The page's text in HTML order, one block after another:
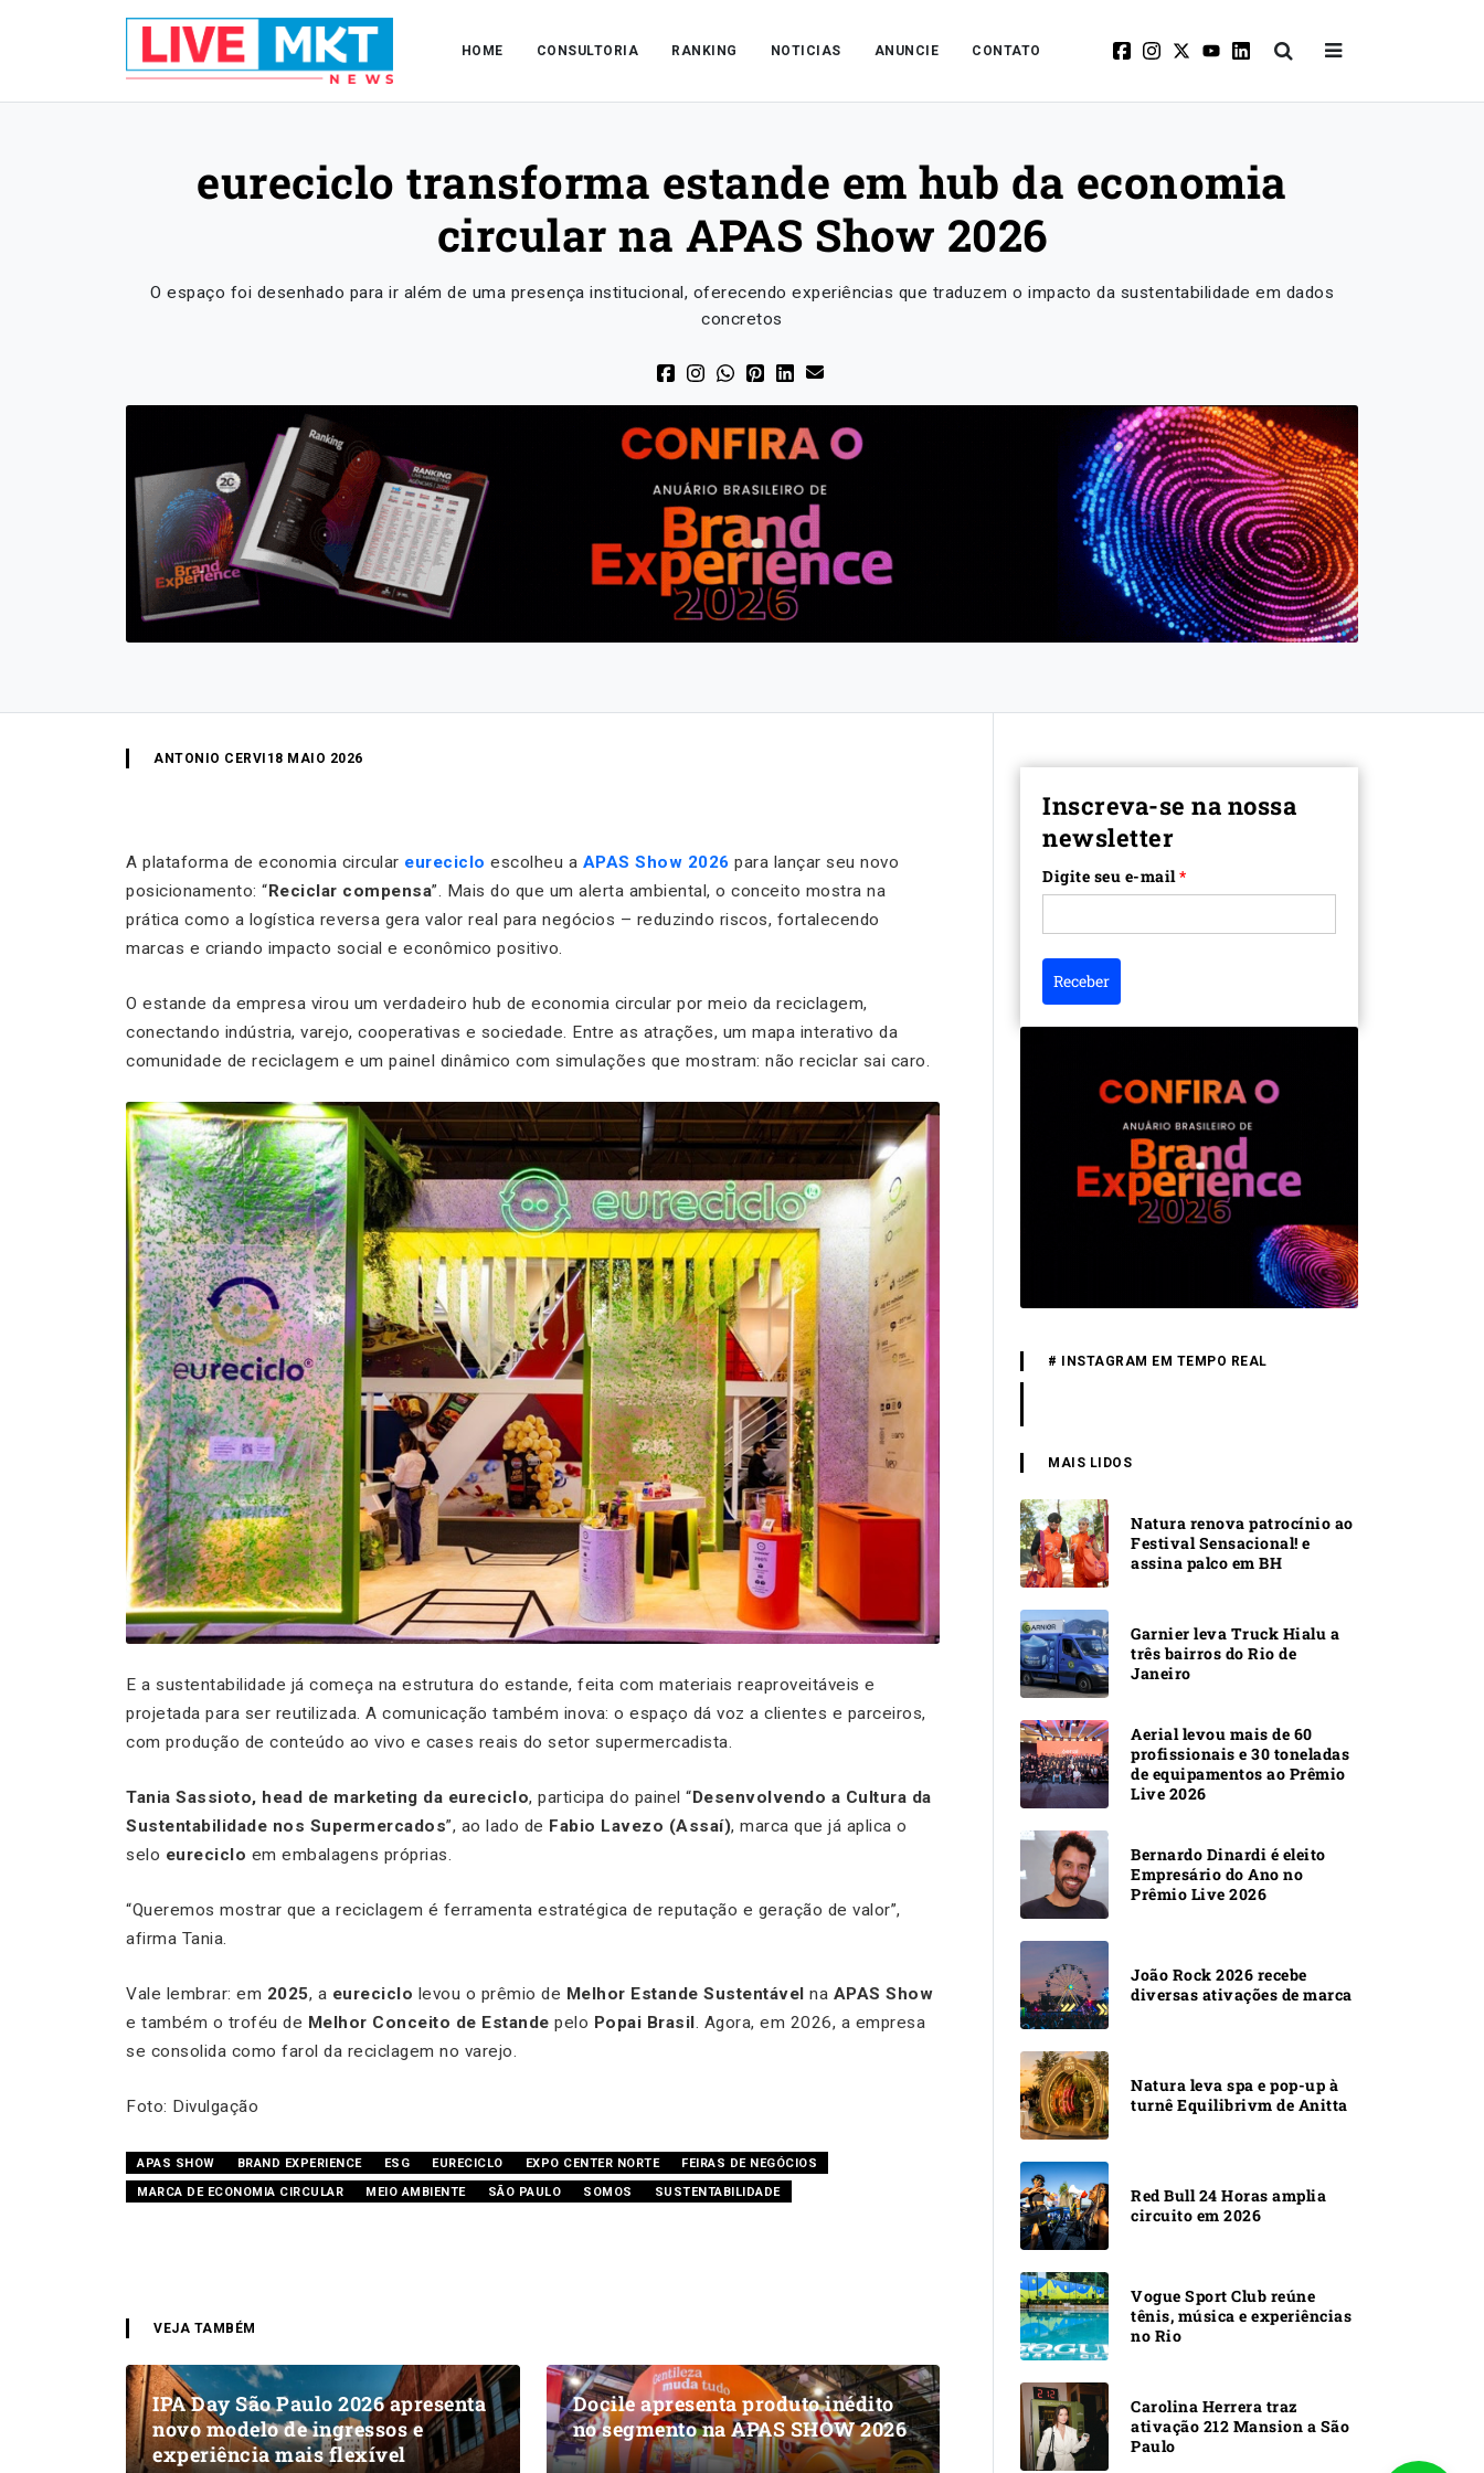
HOME CONSULTORIA RANKING NOTICIAS ANUNCIE CONTATO
eureciclo transforma estande em hub da economia
circular na APAS Show 2026
O espaço foi desenhado para ir além de uma presença institucional, oferecendo experiências que traduzem o impacto da sustentabilidade em dados
concretos
ANTONIO CERVI 18 MAIO 2026
A plataforma de economia circular eureciclo escolheu a APAS Show 2026 para lançar seu novo
posicionamento: “Reciclar compensa”. Mais do que um alerta ambiental, o conceito mostra na
prática como a logística reversa gera valor real para negócios – reduzindo riscos, fortalecendo
marcas e criando impacto social e econômico positivo.
O estande da empresa virou um verdadeiro hub de economia circular por meio da reciclagem,
conectando indústria, varejo, cooperativas e sociedade. Entre as atrações, um mapa interativo da
comunidade de reciclagem e um painel dinâmico com simulações que mostram: não reciclar sai caro.
E a sustentabilidade já começa na estrutura do estande, feita com materiais reaproveitáveis e
projetada para ser reutilizada. A comunicação também inova: o espaço dá voz a clientes e parceiros,
com produção de conteúdo ao vivo e cases reais do setor supermercadista.
Tania Sassioto, head de marketing da eureciclo, participa do painel “ Desenvolvendo a Cultura da
Sustentabilidade nos Supermercados”, ao lado de Fabio Lavezo (Assaí), marca que já aplica o
selo eureciclo em embalagens próprias.
“Queremos mostrar que a reciclagem é ferramenta estratégica de reputação e geração de valor”,
afirma Tania.
Vale lembrar: em 2025, a eureciclo levou o prêmio de Melhor Estande Sustentável na APAS Show
e também o troféu de Melhor Conceito de Estande pelo Popai Brasil . Agora, em 2026, a empresa
se consolida como farol da reciclagem no varejo.
Foto: Divulgação
APAS SHOW BRAND EXPERIENCE ESG EURECICLO EXPO CENTER NORTE
FEIRAS DE NEGÓCIOS
MARCA DE ECONOMIA CIRCULAR
MEIO AMBIENTE SÃO PAULO SOMOS SUSTENTABILIDADE
VEJA TAMBÉM
IPA Day São Paulo 2026 apresenta
novo modelo de ingressos e
experiência mais flexível
Docile apresenta produto inédito
no segmento na APAS SHOW 2026
Inscreva-se na nossa
newsletter
Digite seu e-mail*
Receber
# INSTAGRAM EM TEMPO REAL
MAIS LIDOS
Natura renova patrocínio ao
Festival Sensacional! e
assina palco em BH
Garnier leva Truck Hialu a
três bairros do Rio de
Janeiro
Aerial levou mais de 60
profissionais e 30 toneladas
de equipamentos ao Prêmio
Live 2026
Bernardo Dinardi é eleito
Empresário do Ano no
Prêmio Live 2026
João Rock 2026 recebe
diversas ativações de marca
Natura leva spa e pop-up à
turnê Equilibrivm de Anitta
Red Bull 24 Horas amplia
circuito em 2026
Vogue Sport Club reúne
tênis, música e experiências
no Rio
Carolina Herrera traz
ativação 212 Mansion a São
Paulo